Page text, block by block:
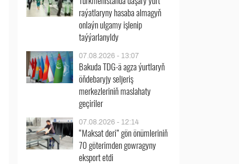
raýatlaryny hasaba almagyň
onlaýn ulgamy işlenip
taýýarlanyldy
07.08.2026 - 13:07
Bakuda TDG-ä agza ýurtlaryň
öňdebaryjy seljeriş
merkezleriniň maslahaty
geçiriler
07.08.2026 - 12:14
“Maksat deri” gön önümleriniň
70 göterimden gowragyny
eksport etdi